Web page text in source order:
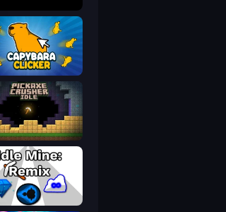
Evolve
Capybara Clicker
Pickaxe Crusher Idle
Idle Mine: Remix